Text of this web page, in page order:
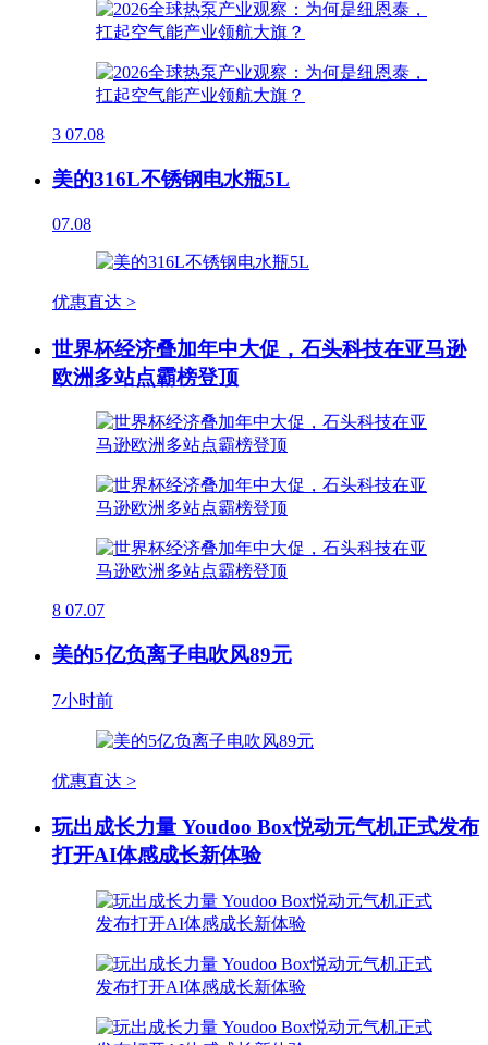
3 07.08
美的316L不锈钢电水瓶5L
07.08
优惠直达 >
世界杯经济叠加年中大促，石头科技在亚马逊
欧洲多站点霸榜登顶
8 07.07
美的5亿负离子电吹风89元
7小时前
优惠直达 >
玩出成长力量 Youdoo Box悦动元气机正式发布
打开AI体感成长新体验